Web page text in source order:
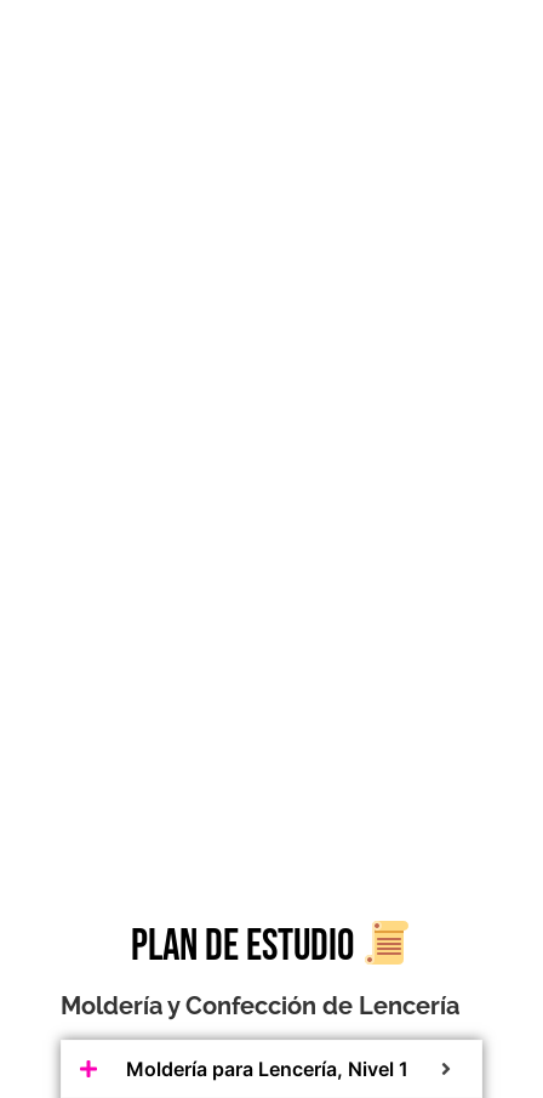
Plan de estudio
Moldería y Confección de Lencería
Moldería para Lencería, Nivel 1